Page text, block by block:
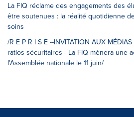
La FIQ réclame des engagements des
être soutenues : la réalité quotidienne
soins
/R E P R I S E --INVITATION AUX
ratios sécuritaires - La FIQ mènera une
l'Assemblée nationale le 11 juin/